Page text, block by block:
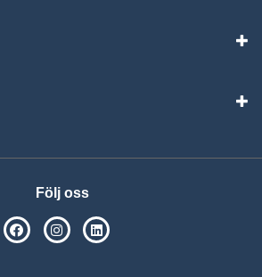
Följ oss
SPSM på Facebook
SPSM på Instagram